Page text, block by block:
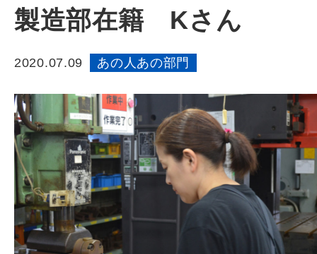
製造部在籍 Kさん
2020.07.09 あの人あの部門